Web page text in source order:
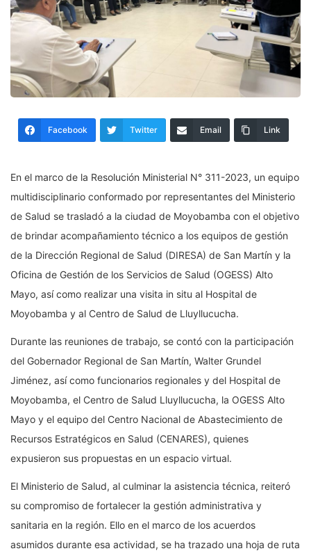
Facebook Twitter Email Link
En el marco de la Resolución Ministerial N° 311-2023, un equipo
multidisciplinario conformado por representantes del Ministerio
de Salud se trasladó a la ciudad de Moyobamba con el objetivo
de brindar acompañamiento técnico a los equipos de gestión
de la Dirección Regional de Salud (DIRESA) de San Martín y la
Oficina de Gestión de los Servicios de Salud (OGESS) Alto
Mayo, así como realizar una visita in situ al Hospital de
Moyobamba y al Centro de Salud de Lluyllucucha.
Durante las reuniones de trabajo, se contó con la participación
del Gobernador Regional de San Martín, Walter Grundel
Jiménez, así como funcionarios regionales y del Hospital de
Moyobamba, el Centro de Salud Lluyllucucha, la OGESS Alto
Mayo y el equipo del Centro Nacional de Abastecimiento de
Recursos Estratégicos en Salud (CENARES), quienes
expusieron sus propuestas en un espacio virtual.
El Ministerio de Salud, al culminar la asistencia técnica, reiteró
su compromiso de fortalecer la gestión administrativa y
sanitaria en la región. Ello en el marco de los acuerdos
asumidos durante esa actividad, se ha trazado una hoja de ruta